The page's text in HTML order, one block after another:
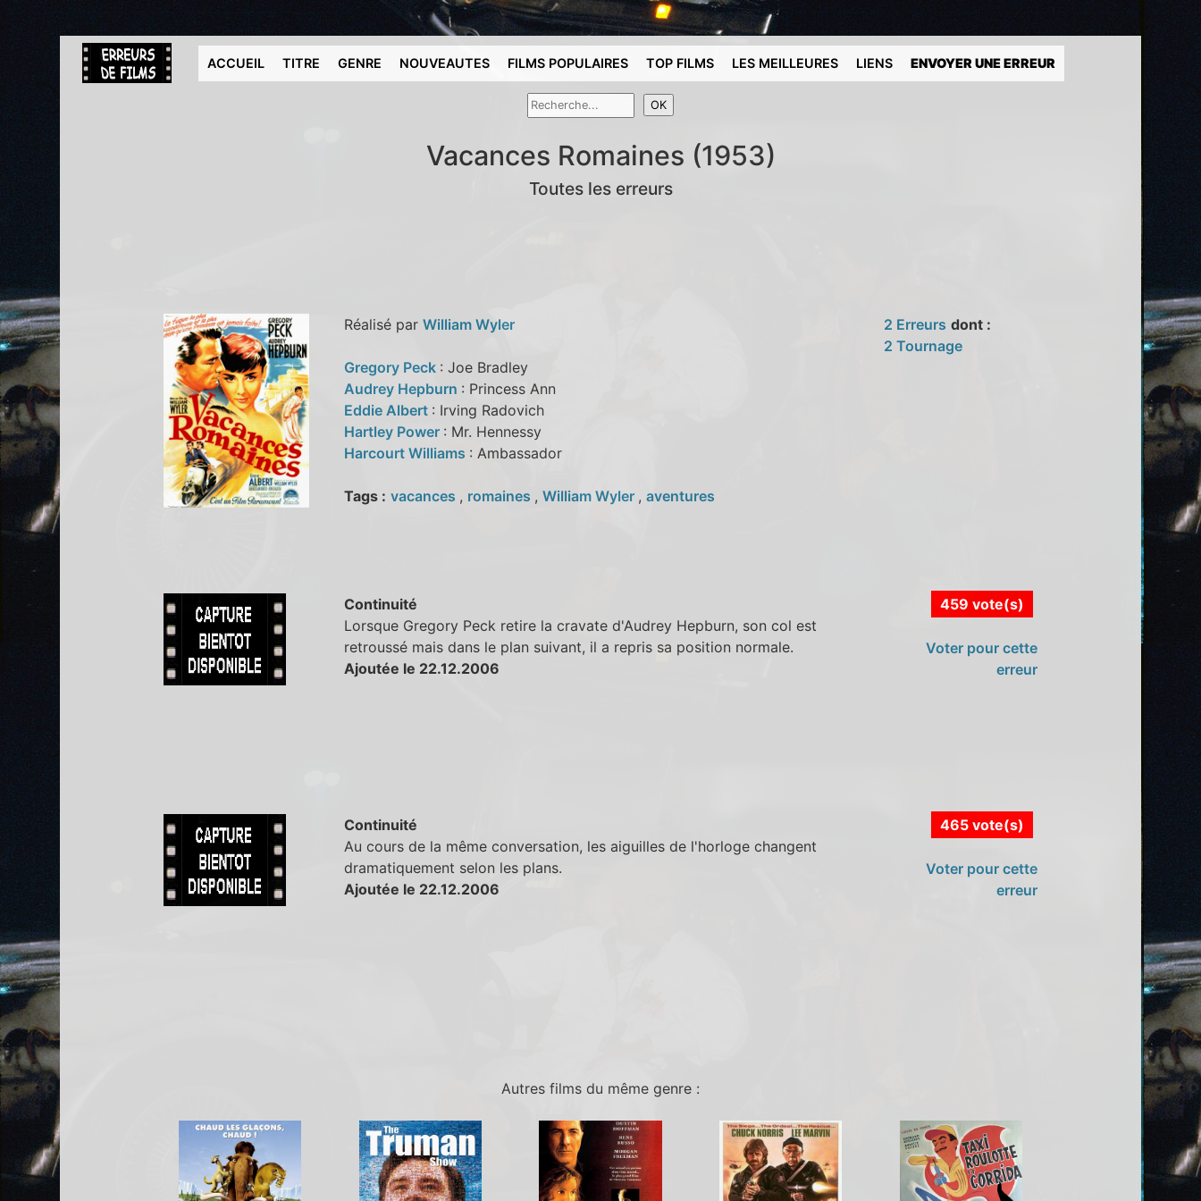
ACCUEIL TITRE GENRE NOUVEAUTES FILMS POPULAIRES TOP FILMS LES MEILLEURES LIENS ENVOYER UNE ERREUR
Vacances Romaines (1953)
Toutes les erreurs
Réalisé par William Wyler
Gregory Peck : Joe Bradley
Audrey Hepburn : Princess Ann
Eddie Albert : Irving Radovich
Hartley Power : Mr. Hennessy
Harcourt Williams : Ambassador
Tags : vacances , romaines , William Wyler , aventures
2 Erreurs dont :
2 Tournage
Continuité
Lorsque Gregory Peck retire la cravate d'Audrey Hepburn, son col est
retroussé mais dans le plan suivant, il a repris sa position normale.
Ajoutée le 22.12.2006
459 vote(s)
Voter pour cette
erreur
Continuité
Au cours de la même conversation, les aiguilles de l'horloge changent
dramatiquement selon les plans.
Ajoutée le 22.12.2006
465 vote(s)
Voter pour cette
erreur
Autres films du même genre :